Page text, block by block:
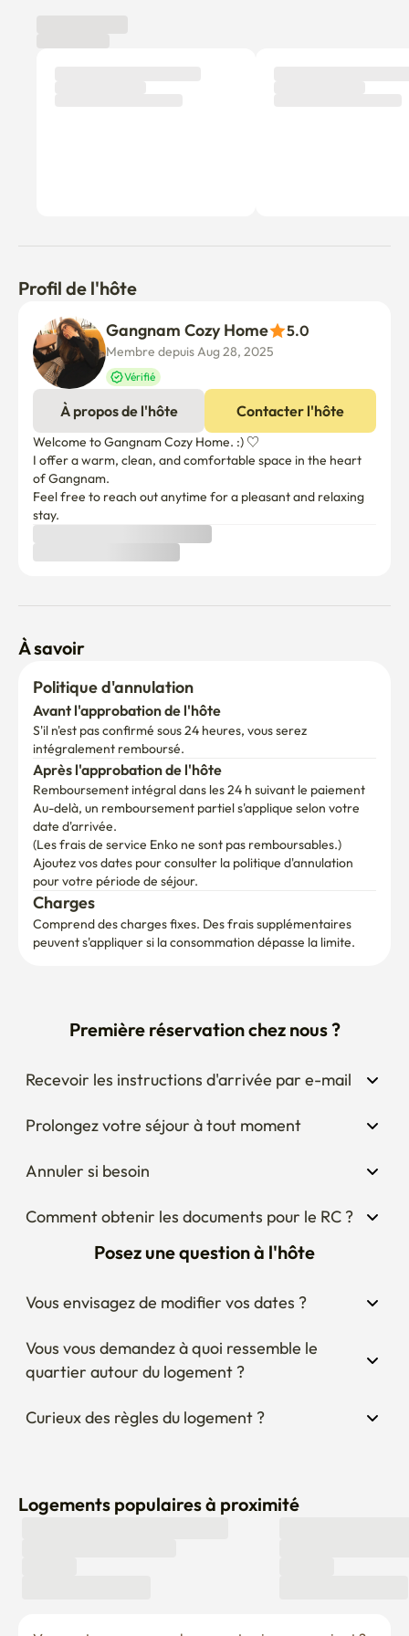
Avis des locataires
Gangnam Cozy Home 5.0
Vérifié
À propos de l'hôte Contacter l'hôte
Welcome to Gangnam Cozy Home. :) ♡
I offer a warm, clean, and comfortable space in the heart
of Gangnam.
Feel free to reach out anytime for a pleasant and relaxing
stay.
À savoir
Politique d'annulation
S'il n'est pas confirmé sous 24 heures, vous serez
Après l'approbation de l'hôte
Au-delà, un remboursement partiel s'applique selon votre
date d'arrivée.
(Les frais de service Enko ne sont pas remboursables.)
Ajoutez vos dates pour consulter la politique d'annulation
pour votre période de séjour.
Charges
Comprend des charges fixes. Des frais supplémentaires
peuvent s'appliquer si la consommation dépasse la limite.
Première réservation chez nous ?
Recevoir les instructions d'arrivée par e-mail
Annuler si besoin
Comment obtenir les documents pour le RC ?
Posez une question à l'hôte
Vous envisagez de modifier vos dates ?
Vous vous demandez à quoi ressemble le
quartier autour du logement ?
Logements populaires à proximité
Vous ne trouvez pas un logement qui vous convient ?